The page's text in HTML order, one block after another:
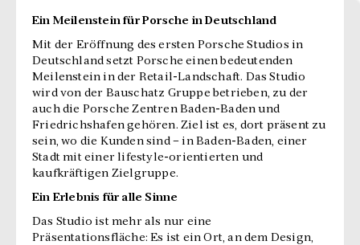
Ein Meilenstein für Porsche in Deutschland
Mit der Eröffnung des ersten Porsche Studios in
Deutschland setzt Porsche einen bedeutenden
Meilenstein in der Retail-Landschaft. Das Studio
wird von der Bauschatz Gruppe betrieben, zu der
auch die Porsche Zentren Baden-Baden und
Friedrichshafen gehören. Ziel ist es, dort präsent zu
sein, wo die Kunden sind – in Baden-Baden, einer
Stadt mit einer lifestyle-orientierten und
kaufkräftigen Zielgruppe.
Ein Erlebnis für alle Sinne
Das Studio ist mehr als nur eine
Präsentationsfläche: Es ist ein Ort, an dem Design,